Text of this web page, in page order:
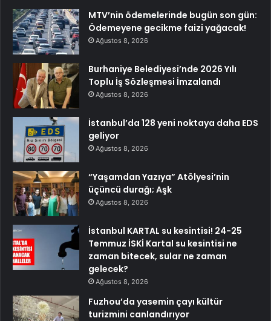
MTV’nin ödemelerinde bugün son gün:
Ödemeyene gecikme faizi yağacak!
Ağustos 8, 2026
Burhaniye Belediyesi’nde 2026 Yılı
Toplu İş Sözleşmesi İmzalandı
Ağustos 8, 2026
İstanbul’da 128 yeni noktaya daha EDS
geliyor
Ağustos 8, 2026
“Yaşamdan Yazıya” Atölyesi’nin
üçüncü durağı; Aşk
Ağustos 8, 2026
İstanbul KARTAL su kesintisi! 24-25
Temmuz İSKİ Kartal su kesintisi ne
zaman bitecek, sular ne zaman
gelecek?
Ağustos 8, 2026
Fuzhou’da yasemin çayı kültür
turizmini canlandırıyor